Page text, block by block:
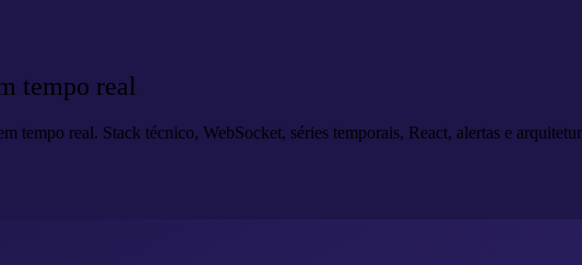
tempo real
tempo real. Stack técnico, WebSocket, séries temporais, React, alertas e